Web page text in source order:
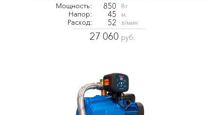
Мощность: 850 Вт
Напор: 45 м.
Расход: 52 л/мин
27 060 руб.